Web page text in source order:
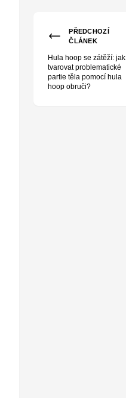
PŘEDCHOZÍ
ČLÁNEK
Hula hoop se zátěží: jak
tvarovat problematické
partie těla pomocí hula
hoop obruči?